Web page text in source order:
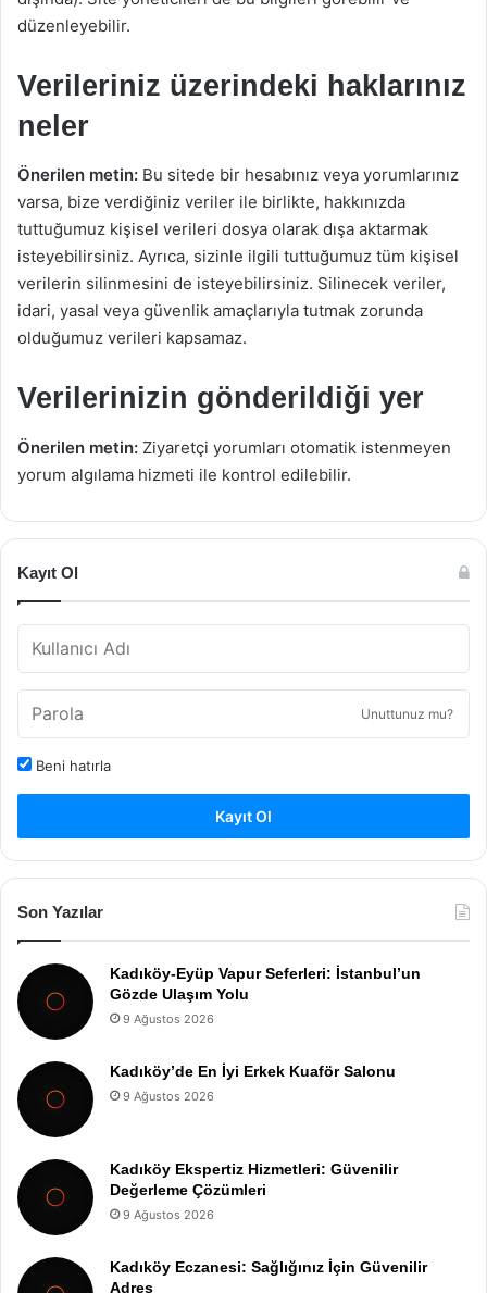
düzenleyebilir.
Verileriniz üzerindeki haklarınız
neler
Önerilen metin: Bu sitede bir hesabınız veya yorumlarınız
varsa, bize verdiğiniz veriler ile birlikte, hakkınızda
tuttuğumuz kişisel verileri dosya olarak dışa aktarmak
isteyebilirsiniz. Ayrıca, sizinle ilgili tuttuğumuz tüm kişisel
verilerin silinmesini de isteyebilirsiniz. Silinecek veriler,
idari, yasal veya güvenlik amaçlarıyla tutmak zorunda
olduğumuz verileri kapsamaz.
Verilerinizin gönderildiği yer
Önerilen metin: Ziyaretçi yorumları otomatik istenmeyen
yorum algılama hizmeti ile kontrol edilebilir.
Kayıt Ol
Unuttunuz mu?
Beni hatırla
Kayıt Ol
Son Yazılar
Kadıköy-Eyüp Vapur Seferleri: İstanbul’un
Gözde Ulaşım Yolu
9 Ağustos 2026
Kadıköy’de En İyi Erkek Kuaför Salonu
9 Ağustos 2026
Kadıköy Ekspertiz Hizmetleri: Güvenilir
Değerleme Çözümleri
9 Ağustos 2026
Kadıköy Eczanesi: Sağlığınız İçin Güvenilir
Adres